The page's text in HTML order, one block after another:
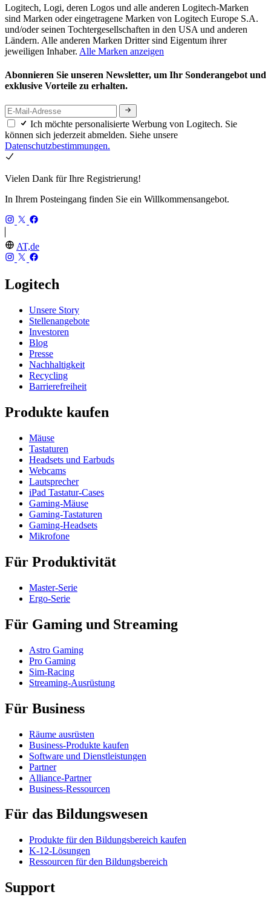
Logitech, Logi, deren Logos und alle anderen Logitech-Marken
sind Marken oder eingetragene Marken von Logitech Europe S.A.
und/oder seinen Tochtergesellschaften in den USA und anderen
Ländern. Alle anderen Marken Dritter sind Eigentum ihrer
jeweiligen Inhaber. Alle Marken anzeigen
Abonnieren Sie unseren Newsletter, um Ihr Sonderangebot und
exklusive Vorteile zu erhalten.
Ich möchte personalisierte Werbung von Logitech. Sie
können sich jederzeit abmelden. Siehe unsere
Datenschutzbestimmungen.
Vielen Dank für Ihre Registrierung!
In Ihrem Posteingang finden Sie ein Willkommensangebot.
AT,de
Logitech
Unsere Story
Stellenangebote
Investoren
Blog
Presse
Nachhaltigkeit
Recycling
Barrierefreiheit
Produkte kaufen
Mäuse
Tastaturen
Headsets und Earbuds
Webcams
Lautsprecher
iPad Tastatur-Cases
Gaming-Mäuse
Gaming-Tastaturen
Gaming-Headsets
Mikrofone
Für Produktivität
Master-Serie
Ergo-Serie
Für Gaming und Streaming
Astro Gaming
Pro Gaming
Sim-Racing
Streaming-Ausrüstung
Für Business
Räume ausrüsten
Business-Produkte kaufen
Software und Dienstleistungen
Partner
Alliance-Partner
Business-Ressourcen
Für das Bildungswesen
Produkte für den Bildungsbereich kaufen
K-12-Lösungen
Ressourcen für den Bildungsbereich
Support